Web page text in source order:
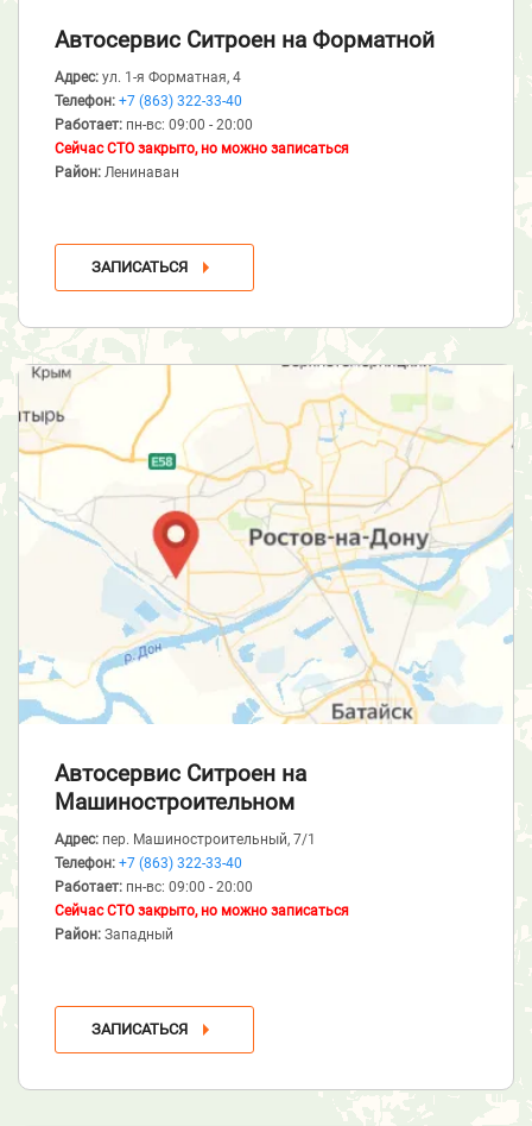
Автосервис Ситроен на Форматной
Адрес: ул. 1-я Форматная, 4
Телефон: +7 (863) 322-33-40
Работает: пн-вс: 09:00 - 20:00
Сейчас СТО закрыто, но можно записаться
Район: Ленинаван
ЗАПИСАТЬСЯ
Автосервис Ситроен на
Машиностроительном
Адрес: пер. Машиностроительный, 7/1
Телефон: +7 (863) 322-33-40
Работает: пн-вс: 09:00 - 20:00
Сейчас СТО закрыто, но можно записаться
Район: Западный
ЗАПИСАТЬСЯ